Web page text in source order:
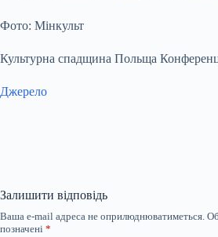
Фото: Мінкульт
Культурна спадщина Польща
Джерело
Залишити відповідь
Ваша e-mail адреса не оприлюднюватиметься.
позначені *